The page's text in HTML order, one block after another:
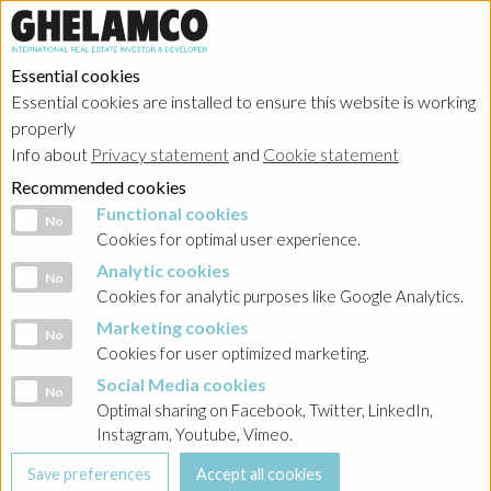
Essential cookies
Essential cookies are installed to ensure this website is working
properly
Info about Privacy statement and Cookie statement
Recommended cookies
Functional cookies
No Functional cookies
Cookies for optimal user experience.
Analytic cookies
No Analytic cookies
Cookies for analytic purposes like Google Analytics.
Marketing cookies
No Marketing cookies
Cookies for user optimized marketing.
Social Media cookies
No Social Media cookies
Optimal sharing on Facebook, Twitter, LinkedIn,
Instagram, Youtube, Vimeo.